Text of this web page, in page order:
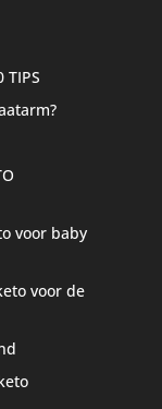
voor baby
voor de